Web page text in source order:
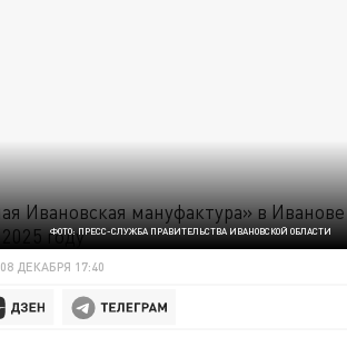
ФОТО: ПРЕСС-СЛУЖБА ПРАВИТЕЛЬСТВА ИВАНОВСКОЙ ОБЛАСТИ
08 ДЕКАБРЯ 17:40